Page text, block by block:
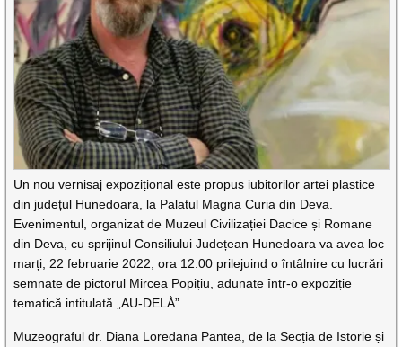
Un nou vernisaj expozițional este propus iubitorilor artei plastice
din județul Hunedoara, la Palatul Magna Curia din Deva.
Evenimentul, organizat de Muzeul Civilizației Dacice și Romane
din Deva, cu sprijinul Consiliului Județean Hunedoara va avea loc
marți, 22 februarie 2022, ora 12:00 prilejuind o întâlnire cu lucrări
semnate de pictorul Mircea Popițiu, adunate într-o expoziție
tematică intitulată „AU-DELÀ”.
Muzeograful dr. Diana Loredana Pantea, de la Secția de Istorie și